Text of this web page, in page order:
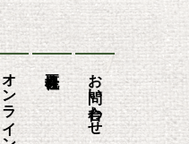
お問い合わせ